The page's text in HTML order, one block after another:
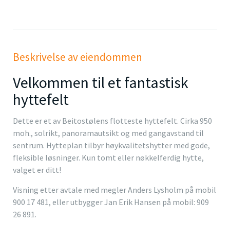
Beskrivelse av eiendommen
Velkommen til et fantastisk
hyttefelt
Dette er et av Beitostølens flotteste hyttefelt. Cirka 950
moh., solrikt, panoramautsikt og med gangavstand til
sentrum. Hytteplan tilbyr høykvalitetshytter med gode,
fleksible løsninger. Kun tomt eller nøkkelferdig hytte,
valget er ditt!
Visning etter avtale med megler Anders Lysholm på mobil
900 17 481, eller utbygger Jan Erik Hansen på mobil: 909
26 891.